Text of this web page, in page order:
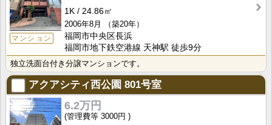
マンション
1K
24.86㎡
2006年8月
（築20年）
福岡市中央区長浜
福岡市地下鉄空港線 天神駅 徒歩9分
独立洗面台付き分譲マンションです。
アクアシティ西公園 801号室
6.2万円
3000円